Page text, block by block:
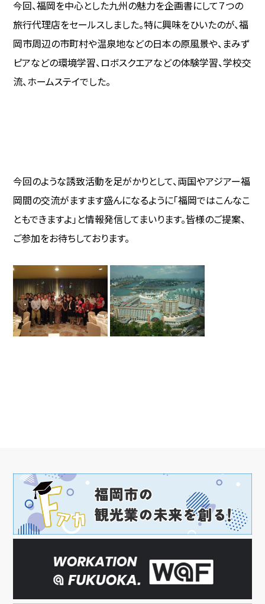
今回、福岡を中心とした九州の魅力を企画書にして７つの
旅行代理店をセールスしました。特に興味をひいたのが、福
岡市周辺の市町村や温泉地などの日本の原風景や、まみず
ピアなどの環境学習、ロボスクエアなどの体験学習、学校交
流、ホームステイでした。
今回のような誘致活動を足がかりとして、両国やアジアー福
岡間の交流がますます盛んになるように｢福岡ではこんなこ
ともできますよ｣と情報発信してまいります。皆様のご提案、
ご参加をお待ちしております。